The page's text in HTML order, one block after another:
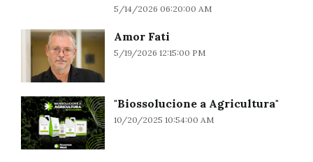
5/14/2026 06:20:00 AM
Amor Fati
5/19/2026 12:15:00 PM
"Biossolucione a Agricultura"
10/20/2025 10:54:00 AM